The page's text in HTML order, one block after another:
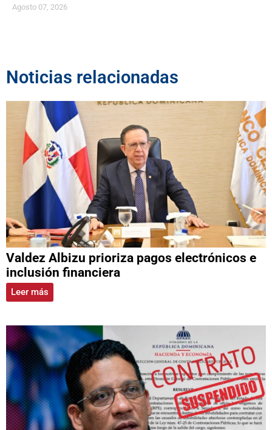
Agosto 07, 2026
Noticias relacionadas
Valdez Albizu prioriza pagos electrónicos e
inclusión financiera
Leer más